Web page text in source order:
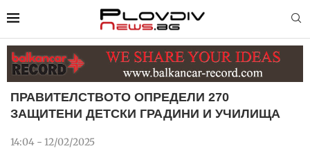
ПРАВИТЕЛСТВОТО ОПРЕДЕЛИ 270
ЗАЩИТЕНИ ДЕТСКИ ГРАДИНИ И УЧИЛИЩА
14:04 - 12/02/2025